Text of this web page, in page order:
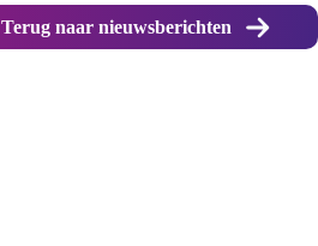
Terug naar nieuwsberichten